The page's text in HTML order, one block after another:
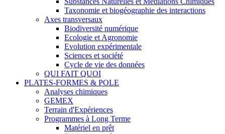
Taxonomie et biogéographie des interactions
Axes transversaux
Biodiversité numérique
Ecologie et Agronomie
Evolution expérimentale
Sciences et société
Cycle de vie des données
QUI FAIT QUOI
PLATES-FORMES & POLE
Analyses chimiques
GEMEX
Terrain d'Expériences
Programmes à Long Terme
Matériel en prêt